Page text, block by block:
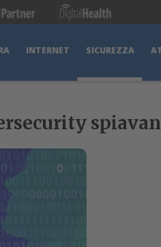
INTERNET SICUREZZA